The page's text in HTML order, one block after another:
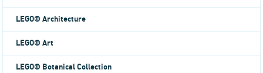
LEGO® Architecture
LEGO® Art
LEGO® Botanical Collection